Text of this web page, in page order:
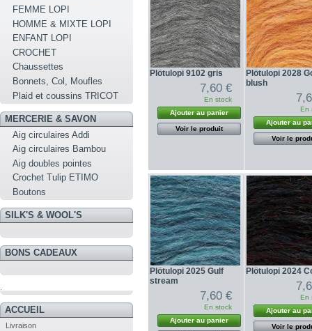
FEMME LOPI
HOMME & MIXTE LOPI
ENFANT LOPI
CROCHET
Chaussettes
Bonnets, Col, Moufles
Plaid et coussins TRICOT
MERCERIE & SAVON
Aig circulaires Addi
Aig circulaires Bambou
Aig doubles pointes
Crochet Tulip ETIMO
Boutons
SILK'S & WOOL'S
BONS CADEAUX
ACCUEIL
Livraison
Plötulopi 9102 gris
7,60 €
En stock
Ajouter au panier
Voir le produit
Plötulopi 2028
blush
En
Ajouter au
Voir le
Plötulopi 2025 Gulf
stream
7,60 €
En stock
Ajouter au panier
Plötulopi 2024
En
Ajouter au
Voir le